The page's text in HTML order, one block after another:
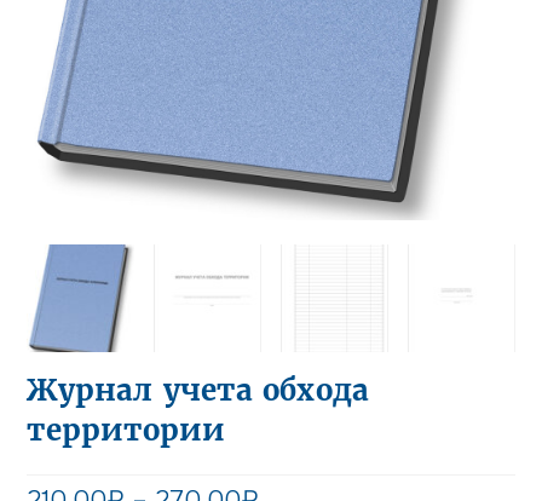
Журнал учета обхода
территории